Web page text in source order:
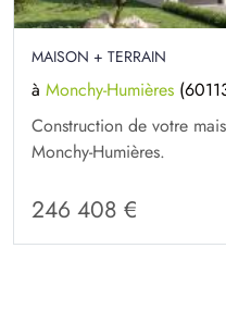
MAISON + TERRAIN
à Monchy-Humières
Construction de votre
Monchy-Humières.
246 408 €